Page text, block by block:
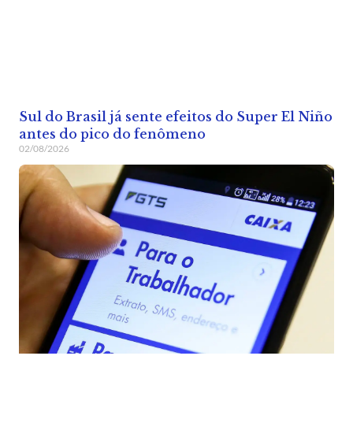
Sul do Brasil já sente efeitos do Super El Niño
antes do pico do fenômeno
02/08/2026